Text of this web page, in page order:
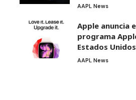
AAPL News
Apple anuncia
programa
Estados Unidos
AAPL News